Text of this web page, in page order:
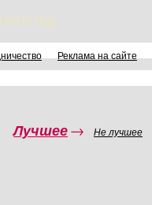
Реклама на сайте
Лучшее→ Не лучшее